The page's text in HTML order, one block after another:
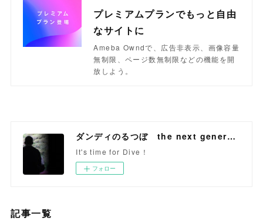
プレミアムプランでもっと自由
なサイトに
Ameba Owndで、広告非表示、画像容量
無制限、ページ数無制限などの機能を開
放しよう。
ダンディのるつぼ the next generation
It's time for Dive！
フォロー
記事一覧